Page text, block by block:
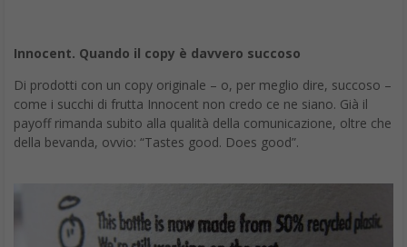
Innocent. Quando il copy è davvero succoso
Di prodotti con un copy originale – o, per meglio dire, succoso –
come i succhi di frutta Innocent non credo ce ne siano. Già il
payoff rimanda subito alla qualità della comunicazione, oltre che
della bevanda, ovvio: “Tastes good. Does good”.